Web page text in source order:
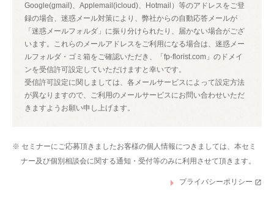
Google(gmail)、Applemail(icloud)、Hotmail）等のアドレスをご登
録の場合、迷惑メール対策により、弊社からの自動応答メールが
「迷惑メールフォルダ」に振り分けられたり、届かない場合がござ
います。これらのメールアドレスをご利用になる場合は、迷惑メー
ルフォルダ・ゴミ箱をご確認いただき、「fp-florist.com」のドメイ
ンを受信許可設定していただけますと幸いです。
受信許可設定に関しましては、各メールサービスによって設定方法
が異なりますので、ご利用のメールサービスにお問い合わせいただ
きますようお願い申し上げます。
※ セミナーにご応募頂きましたお客様の個人情報につきましては、本セミ
ナー及び個別相談会に関する通知・受付等のみに利用させて頂きます。
プライバシーポリシー